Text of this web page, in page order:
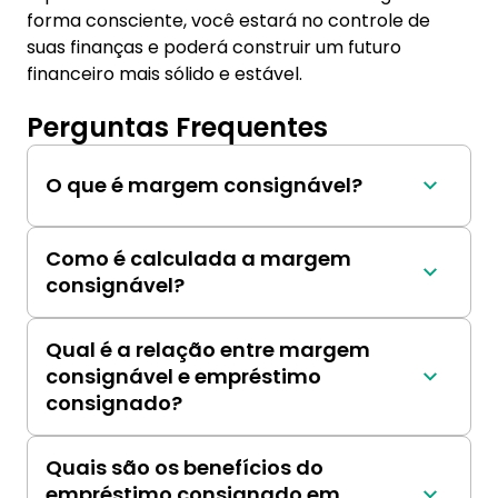
forma consciente, você estará no controle de
suas finanças e poderá construir um futuro
financeiro mais sólido e estável.
Perguntas Frequentes
O que é margem consignável?
A margem consignável é o limite máximo da
renda de um indivíduo que pode ser
comprometido com empréstimos
consignados, determinado por lei.
Como é calculada a margem
consignável?
A margem consignável é calculada com base
na renda mensal do solicitante, levando em
conta diversos fatores, como o tipo de renda
e descontos obrigatórios já existentes.
Qual é a relação entre margem
consignável e empréstimo
consignado?
A margem consignável estabelece o limite
máximo que uma pessoa pode comprometer
de sua renda mensal com empréstimos
Quais são os benefícios do